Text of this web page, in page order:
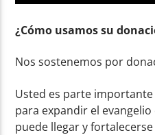
¿Cómo usamos su
Nos sostenemos por
Usted es parte importante
para expandir el
puede llegar y